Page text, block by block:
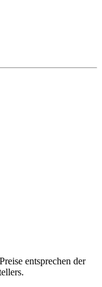
entsprechen der